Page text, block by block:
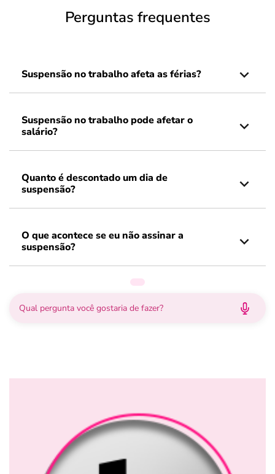
Perguntas frequentes
Suspensão no trabalho afeta as férias?
Suspensão no trabalho pode afetar o
salário?
Quanto é descontado um dia de
suspensão?
O que acontece se eu não assinar a
suspensão?